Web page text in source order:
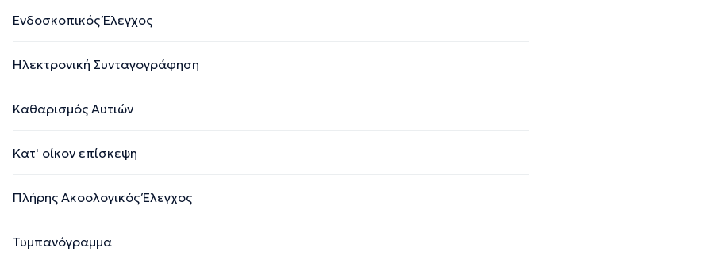
Ενδοσκοπικός Έλεγχος
Ηλεκτρονική Συνταγογράφηση
Καθαρισμός Αυτιών
Κατ' οίκον επίσκεψη
Πλήρης Ακοολογικός Έλεγχος
Τυμπανόγραμμα